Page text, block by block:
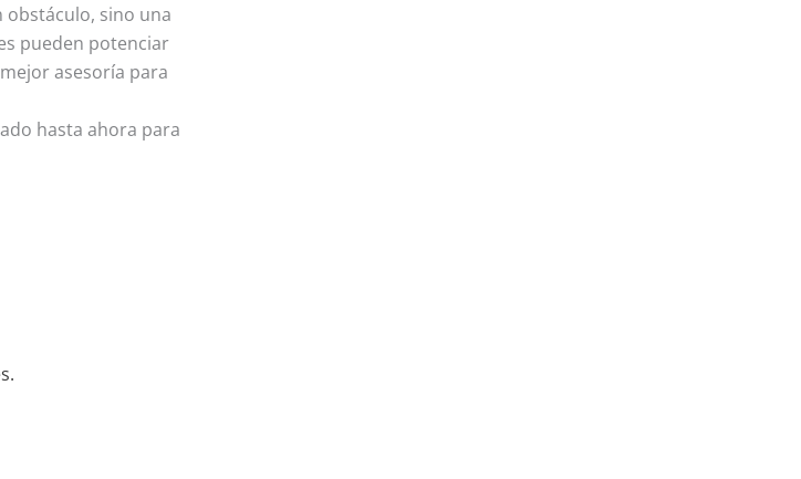
obstáculo, sino una
pueden potenciar
asesoría para
hasta ahora para